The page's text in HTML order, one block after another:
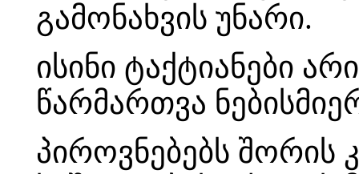
გამონახვის უნარი.
ისინი ტაქტიანები
წარმართვა
პიროვნებებს შორის